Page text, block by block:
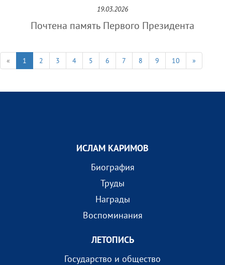
19.03.2026
Почтена память Первого Президента
« 1 2 3 4 5 6 7 8 9 10 »
ИСЛАМ КАРИМОВ
Биография
Труды
Награды
Воспоминания
ЛЕТОПИСЬ
Государство и общество